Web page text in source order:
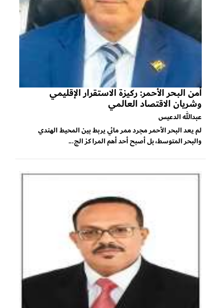
أمن البحر الأحمر: ركيزة الاستقرار الإقليمي
وشريان الاقتصاد العالمي
عبدالله الدعيس
لم يعد البحر الأحمر مجرد ممر مائي يربط بين المحيط الهندي
والبحر المتوسط، بل أصبح أحد أهم المراكز الج...